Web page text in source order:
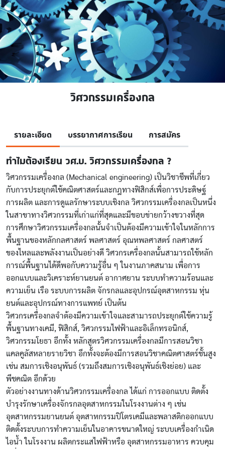
วิศวกรรมเครื่องกล
รายละเอียด บรรยากาศการเรียน การสมัคร
ทำไมต้องเรียน วศ.บ. วิศวกรรมเครื่องกล ?
วิศวกรรมเครื่องกล (Mechanical engineering) เป็นวิชาชีพที่เกี่ยว
กับการประยุกต์ใช้คณิตศาสตร์และกฎทางฟิสิกส์เพื่อการประดิษฐ์
การผลิต และการดูแลรักษาระบบเชิงกล วิศวกรรมเครื่องกลเป็นหนึ่ง
ในสาขาทางวิศวกรรมที่เก่าแก่ที่สุดและมีขอบข่ายกว้างขวางที่สุด
การศึกษาวิศวกรรมเครื่องกลนั้นจำเป็นต้องมีความเข้าใจในหลักการ
พื้นฐานของหลักกลศาสตร์ พลศาสตร์ อุณหพลศาสตร์ กลศาสตร์
ของไหลและพลังงานเป็นอย่างดี วิศวกรเครื่องกลนั้นสามารถใช้หลัก
การณ์พื้นฐานได้ดีพอกับความรู้อื่น ๆ ในงานภาคสนาม เพื่อการ
ออกแบบและวิเคราะห์ยานยนต์ อากาศยาน ระบบทำความร้อนและ
ความเย็น เรือ ระบบการผลิต จักรกลและอุปกรณ์อุตสาหกรรม หุ่น
ยนต์และอุปกรณ์ทางการแพทย์ เป็นต้น
วิศวกรเครื่องกลจำต้องมีความเข้าใจและสามารถประยุกต์ใช้ความรู้
พื้นฐานทางเคมี, ฟิสิกส์, วิศวกรรมไฟฟ้าและอิเล็กทรอนิกส์,
วิศวกรรมโยธา อีกทั้ง หลักสูตรวิศวกรรมเครื่องกลมีการสอนวิชา
แคลคูลัสหลายรายวิชา อีกทั้งจะต้องมีการสอนวิชาคณิตศาสตร์ชั้นสูง
เช่น สมการเชิงอนุพันธ์ (รวมถึงสมการเชิงอนุพันธ์เชิงย่อย) และ
พีชคณิต อีกด้วย
ตัวอย่างงานทางด้านวิศวกรรมเครื่องกล ได้แก่ การออกแบบ ติดตั้ง
บำรุงรักษาเครื่องจักรกลอุตสาหกรรมในโรงงานต่าง ๆ เช่น
อุตสาหกรรมยานยนต์ อุตสาหกรรมปิโตรเคมีและพลาสติกออกแบบ
ติดตั้งระบบการทำความเย็นในอาคารขนาดใหญ่ ระบบเครื่องกำเนิด
ไอน้ำ ในโรงงาน ผลิตกระแสไฟฟ้าหรือ อุตสาหกรรมอาหาร ควบคุม